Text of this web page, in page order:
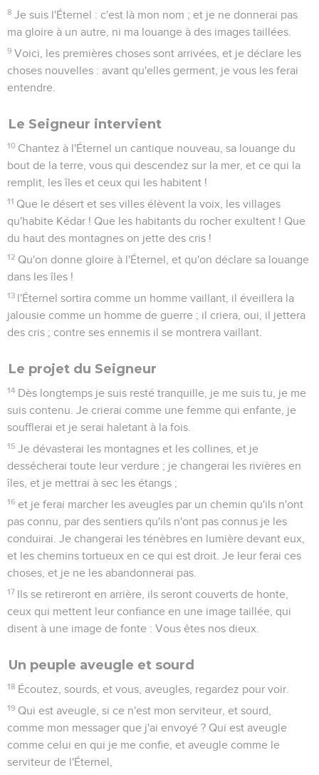
8 Je suis l'Éternel : c'est là mon nom ; et je ne donnerai pas
ma gloire à un autre, ni ma louange à des images taillées.
9 Voici, les premières choses sont arrivées, et je déclare les
choses nouvelles : avant qu'elles germent, je vous les ferai
entendre.
Le Seigneur intervient
10 Chantez à l'Éternel un cantique nouveau, sa louange du
bout de la terre, vous qui descendez sur la mer, et ce qui la
remplit, les îles et ceux qui les habitent !
11 Que le désert et ses villes élèvent la voix, les villages
qu'habite Kédar ! Que les habitants du rocher exultent ! Que
du haut des montagnes on jette des cris !
12 Qu'on donne gloire à l'Éternel, et qu'on déclare sa louange
dans les îles !
13 l'Éternel sortira comme un homme vaillant, il éveillera la
jalousie comme un homme de guerre ; il criera, oui, il jettera
des cris ; contre ses ennemis il se montrera vaillant.
Le projet du Seigneur
14 Dès longtemps je suis resté tranquille, je me suis tu, je me
suis contenu. Je crierai comme une femme qui enfante, je
soufflerai et je serai haletant à la fois.
15 Je dévasterai les montagnes et les collines, et je
dessécherai toute leur verdure ; je changerai les rivières en
îles, et je mettrai à sec les étangs ;
16 et je ferai marcher les aveugles par un chemin qu'ils n'ont
pas connu, par des sentiers qu'ils n'ont pas connus je les
conduirai. Je changerai les ténèbres en lumière devant eux,
et les chemins tortueux en ce qui est droit. Je leur ferai ces
choses, et je ne les abandonnerai pas.
17 Ils se retireront en arrière, ils seront couverts de honte,
ceux qui mettent leur confiance en une image taillée, qui
disent à une image de fonte : Vous êtes nos dieux.
Un peuple aveugle et sourd
18 Écoutez, sourds, et vous, aveugles, regardez pour voir.
19 Qui est aveugle, si ce n'est mon serviteur, et sourd,
comme mon messager que j'ai envoyé ? Qui est aveugle
comme celui en qui je me confie, et aveugle comme le
serviteur de l'Éternel,